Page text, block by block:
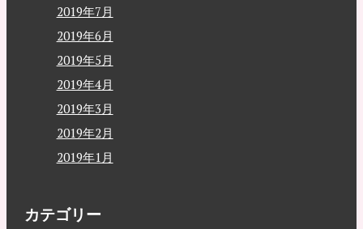
2019年7月
2019年6月
2019年5月
2019年4月
2019年3月
2019年2月
2019年1月
カテゴリー